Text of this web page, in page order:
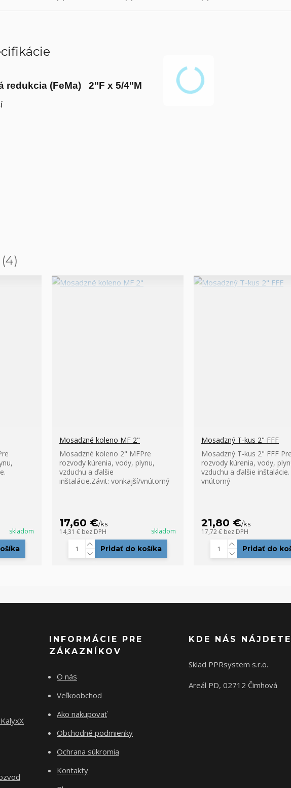
redukcia (FeMa) 2"F x 5/4"M
4
skladom
Mosadzné koleno MF 2"
Mosadzné koleno 2" MFPre
rozvody kúrenia, vody, plynu,
vzduchu a ďalšie
inštalácie.Závit: vonkajší/vnútorný
17,60 €/ks
14,31 € bez DPH skladom
Pridať do košíka
Mosadzný T-kus 2" FFF
Mosadzný T-kus 2" FFF Pre
rozvody kúrenia, vody,
vzduchu a ďalšie
vnútorný
21,80 €/ks
17,72 € bez DPH
Pridať do
INFORMÁCIE PRE
ZÁKAZNÍKOV
O nás
Veľkoobchod
Ako nakupovať
Obchodné podmienky
Ochrana súkromia
Kontakty
KDE NÁS NÁJDETE
Sklad PPRsystem s.r.o.
Areál PD, 02712 Čimhová